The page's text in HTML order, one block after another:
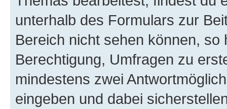
unterhalb des Formulars zur
Bereich nicht sehen können,
Berechtigung, Umfragen zu
mindestens zwei
eingeben und dabei